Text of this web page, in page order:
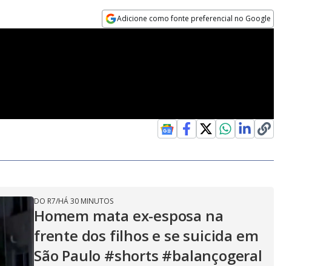
Adicione como fonte preferencial no Google
DO R7/HÁ 30 MINUTOS
Homem mata ex-esposa na
frente dos filhos e se suicida em
São Paulo #shorts #balançogeral